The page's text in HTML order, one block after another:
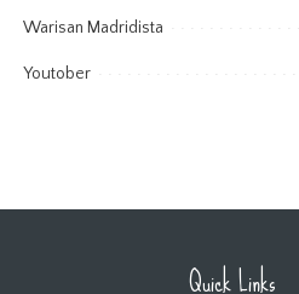
Warisan Madridista
Youtober
Quick Links